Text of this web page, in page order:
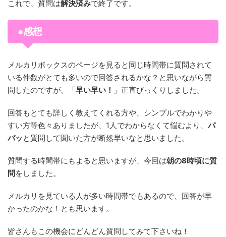
これで、質問は解決済みで終了です。
●感想
メルカリボックスのページを見ると同じ時間帯に質問されて
いる件数がとても多いので回答されるかな？と思いながら質
問したのですが、「早い早い！ 」正直びっくりしました。
回答もとても詳しく教えてくれる方や、シンプルでわかりや
すい方等色々ありましたが、1人でわからなくて悩むより、 パ
パッ と質問して聞いた方が断然早いなと思いました。
質問する時間帯にもよると思いますが、今回は朝の8時頃に質
問 をしました。
メルカリを見ている人が多い時間帯でもあるので、回答が早
かったのかな！とも思います。
皆さんもこの機会にどんどん質問してみて下さいね！